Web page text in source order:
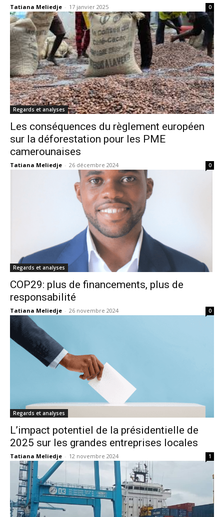
Tatiana Meliedje - 17 janvier 2025 0
Regards et analyses
Les conséquences du règlement européen
sur la déforestation pour les PME
camerounaises
Tatiana Meliedje - 26 décembre 2024 0
Regards et analyses
COP29: plus de financements, plus de
responsabilité
Tatiana Meliedje - 26 novembre 2024 0
Regards et analyses
L’impact potentiel de la présidentielle de
2025 sur les grandes entreprises locales
Tatiana Meliedje - 12 novembre 2024 1